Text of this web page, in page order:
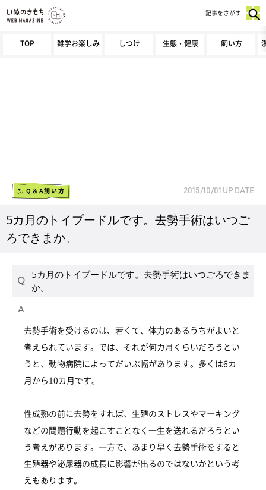
TOP 雑学お楽しみ しつけ 生態・健康 飼い方
記事をさがす
Q＆A飼い方 2015/10/01 UP DATE
5カ月のトイプードルです。去勢手術はいつご
ろできまか。
5カ月のトイプードルです。去勢手術はいつごろできま
か。
去勢手術を受けるのは、若くて、体力のあるうちがよいと
考えられています。では、それが何カ月くらいだろうとい
うと、動物病院によってだいぶ幅があります。多くは6カ
月から10カ月です。
性成熟の前に去勢をすれば、生殖のストレスやマーキング
などの問題行動を起こすことなく一生を送れるだろうとい
う考えがあります。一方で、あまり早く去勢手術をすると
生殖器や泌尿器の成長に影響が出るのではないかという考
えもあります。